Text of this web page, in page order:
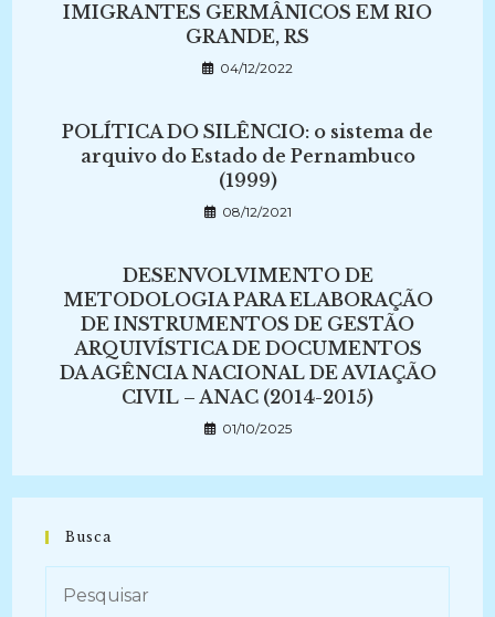
IMIGRANTES GERMÂNICOS EM RIO
GRANDE, RS
04/12/2022
POLÍTICA DO SILÊNCIO: o sistema de
arquivo do Estado de Pernambuco
(1999)
08/12/2021
DESENVOLVIMENTO DE
METODOLOGIA PARA ELABORAÇÃO
DE INSTRUMENTOS DE GESTÃO
ARQUIVÍSTICA DE DOCUMENTOS
DA AGÊNCIA NACIONAL DE AVIAÇÃO
CIVIL – ANAC (2014-2015)
01/10/2025
Busca